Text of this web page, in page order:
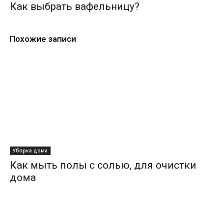
Как выбрать вафельницу?
Похожие записи
Уборка дома
Как мыть полы с солью, для очистки
дома